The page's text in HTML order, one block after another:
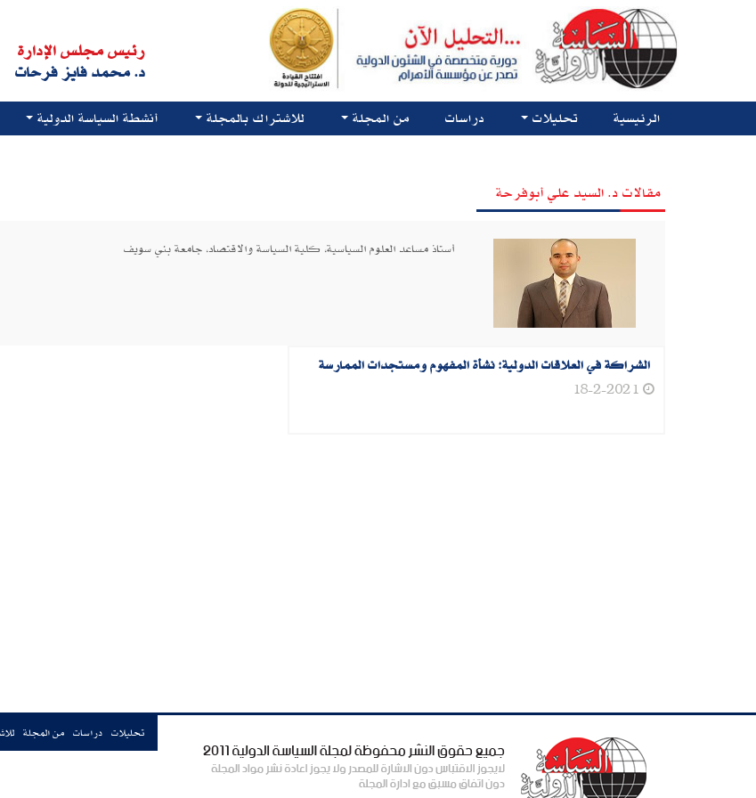
رئيس مجلس الإدارة
د. محمد فايز فرحات
الرئيسية تحليلات دراسات من المجلة للاشتراك بالمجلة أنشطة السياسة الدولية
مقالات د. السيد علي أبوفرحة
أستاذ مساعد العلوم السياسية، كلية السياسة والاقتصاد، جامعة بني سويف
الشراكة في العلاقات الدولية: نشأة المفهوم ومستجدات الممارسة
18-2-2021
تحليلات دراسات من المجلة